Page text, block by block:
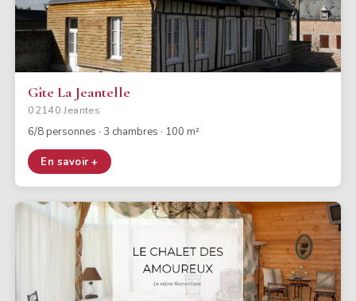
Gîte La Jeantelle
02140 Jeantes
6/8 personnes · 3 chambres · 100 m²
En savoir +